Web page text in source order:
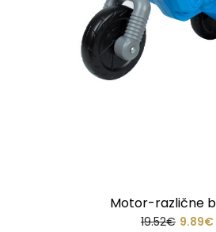
Motor-različne
19.52€ 9.89€